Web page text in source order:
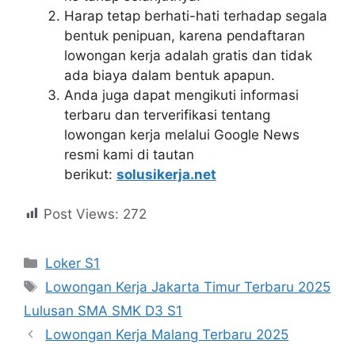
Harap tetap berhati-hati terhadap segala
bentuk penipuan, karena pendaftaran
lowongan kerja adalah gratis dan tidak
ada biaya dalam bentuk apapun.
Anda juga dapat mengikuti informasi
terbaru dan terverifikasi tentang
lowongan kerja melalui Google News
resmi kami di tautan
berikut: solusikerja.net
Post Views: 272
Kategori
Loker S1
Tag
Lowongan Kerja Jakarta Timur Terbaru 2025
Lulusan SMA SMK D3 S1
Lowongan Kerja Malang Terbaru 2025